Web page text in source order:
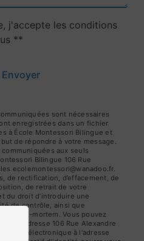
j'accepte les conditions
**
Envoyer
sont nécessaires
enregistrées dans un fichier
à École Montessori Bilingue et
de répondre à votre message.
aux seuls
Bilingue 106 Rue
ecolemontessori@wanadoo.fr.
de rectification, d’effacement, de
de retrait de votre
du droit d’introduire une
de contrôle, ainsi que
post-mortem. Vous pouvez
à l'adresse 106 Rue Alexandre
électronique à l'adresse